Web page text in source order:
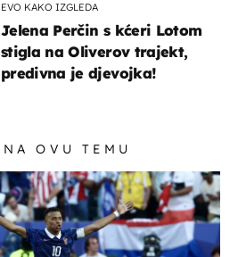
EVO KAKO IZGLEDA
Jelena Perčin s kćeri Lotom
stigla na Oliverov trajekt,
predivna je djevojka!
NA OVU TEMU